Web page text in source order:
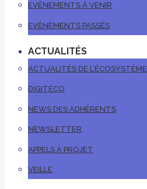
EVÉNEMENTS À VENIR
EVÉNEMENTS PASSÉS
ACTUALITÉS
ACTUALITÉS DE L’ÉCOSYSTÈME
DIGITÉCO
NEWS DES ADHÉRENTS
NEWSLETTER
APPELS À PROJET
VEILLE